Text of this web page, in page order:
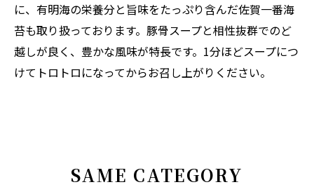
に、有明海の栄養分と旨味をたっぷり含んだ佐賀一番海
苔も取り扱っております。豚骨スープと相性抜群でのど
越しが良く、豊かな風味が特長です。1分ほどスープにつ
けてトロトロになってからお召し上がりください。
SAME CATEGORY